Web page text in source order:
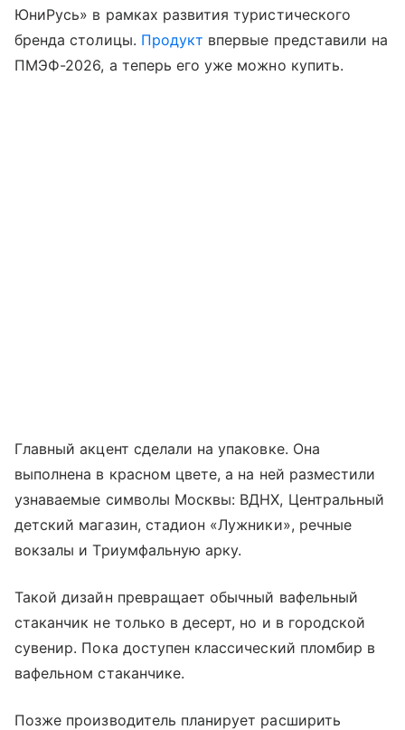
ЮниРусь» в рамках развития туристического
бренда столицы. Продукт впервые представили на
ПМЭФ-2026, а теперь его уже можно купить.
Главный акцент сделали на упаковке. Она
выполнена в красном цвете, а на ней разместили
узнаваемые символы Москвы: ВДНХ, Центральный
детский магазин, стадион «Лужники», речные
вокзалы и Триумфальную арку.
Такой дизайн превращает обычный вафельный
стаканчик не только в десерт, но и в городской
сувенир. Пока доступен классический пломбир в
вафельном стаканчике.
Позже производитель планирует расширить